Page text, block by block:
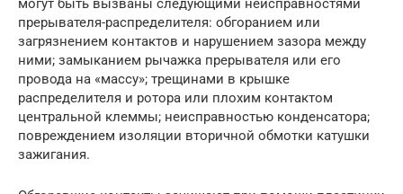
могут быть выз­ваны следующими неисправностями
прерывателя-распределителя: обгоранием или
загрязнением контактов и нарушением зазора между
ними; замыканием рычажка прерывателя или его
провода на «массу»; трещинами в крышке
распределителя и ротора или плохим контактом
центральной клеммы; неисправностью конденсатора;
повреждением изоляции вторичной обмотки катушки
зажигания.